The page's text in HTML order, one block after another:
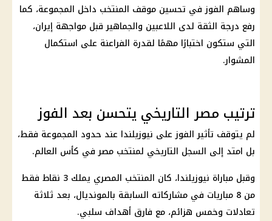
وساهم الفوز في تحسين موقف المنتخب داخل المجموعة، كما
رفع درجة الثقة لدى اللاعبين والجماهير قبل مواجهة إيران،
التي ستكون اختبارًا مهمًا لقدرة الفراعنة على استكمال
المشوار.
ترتيب مصر التاريخي يتحسن بعد الفوز
لم يتوقف تأثير الفوز على نيوزيلندا عند حدود المجموعة فقط،
بل امتد إلى السجل التاريخي لمنتخب مصر في كأس العالم.
وقبل مباراة نيوزيلندا، كان المنتخب المصري يملك 3 نقاط فقط
من 8 مباريات في مشاركاته السابقة بالمونديال، بعد ثلاثة
تعادلات وخمس هزائم، مع فارق أهداف سلبي.